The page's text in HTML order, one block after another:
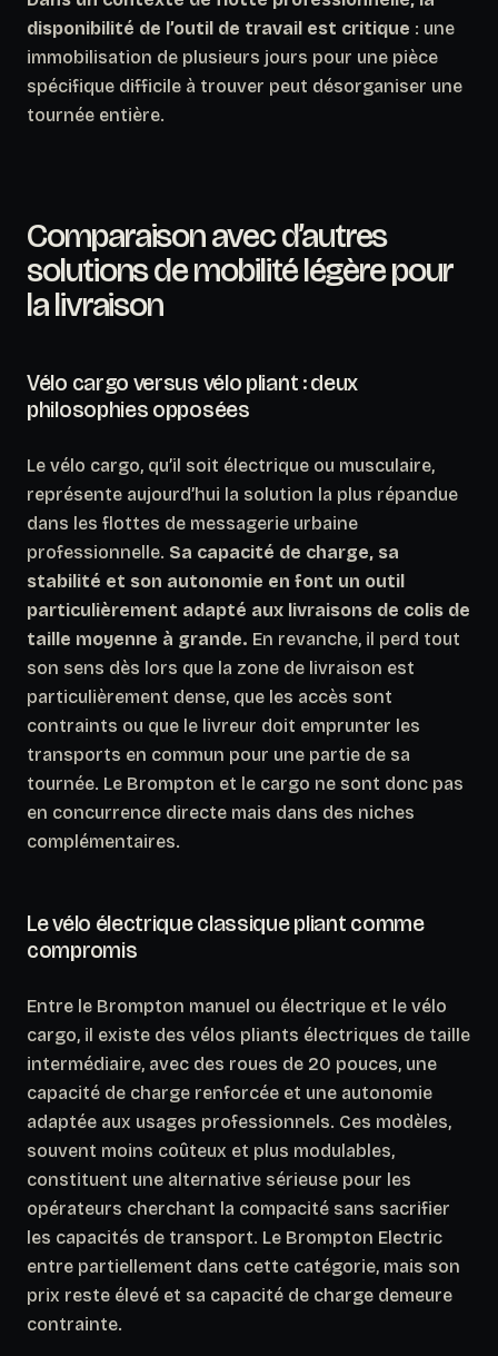
disponibilité de l’outil de travail est critique : une
immobilisation de plusieurs jours pour une pièce
spécifique difficile à trouver peut désorganiser une
tournée entière.
Comparaison avec d’autres
solutions de mobilité légère pour
la livraison
Vélo cargo versus vélo pliant : deux
philosophies opposées
Le vélo cargo, qu’il soit électrique ou musculaire,
représente aujourd’hui la solution la plus répandue
dans les flottes de messagerie urbaine
professionnelle. Sa capacité de charge, sa
stabilité et son autonomie en font un outil
particulièrement adapté aux livraisons de colis de
taille moyenne à grande. En revanche, il perd tout
son sens dès lors que la zone de livraison est
particulièrement dense, que les accès sont
contraints ou que le livreur doit emprunter les
transports en commun pour une partie de sa
tournée. Le Brompton et le cargo ne sont donc pas
en concurrence directe mais dans des niches
complémentaires.
Le vélo électrique classique pliant comme
compromis
Entre le Brompton manuel ou électrique et le vélo
cargo, il existe des vélos pliants électriques de taille
intermédiaire, avec des roues de 20 pouces, une
capacité de charge renforcée et une autonomie
adaptée aux usages professionnels. Ces modèles,
souvent moins coûteux et plus modulables,
constituent une alternative sérieuse pour les
opérateurs cherchant la compacité sans sacrifier
les capacités de transport. Le Brompton Electric
entre partiellement dans cette catégorie, mais son
prix reste élevé et sa capacité de charge demeure
contrainte.